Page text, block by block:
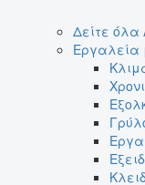
Δείτε όλα
Εργαλεία